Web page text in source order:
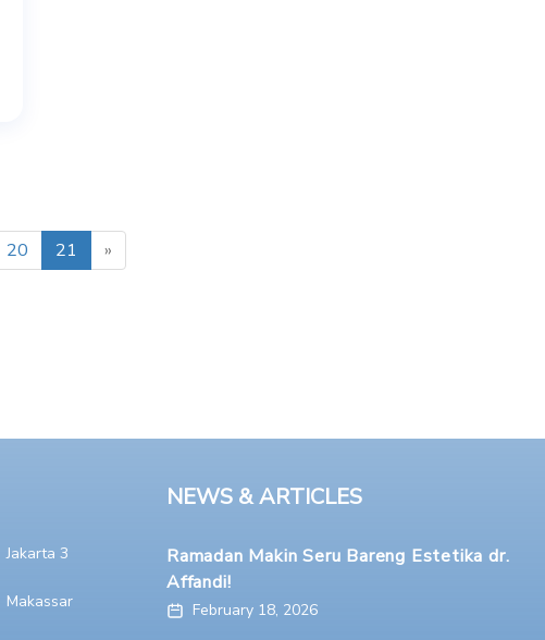
20 21 »
Jakarta 3
Makassar
NEWS & ARTICLES
Ramadan Makin Seru Bareng Estetika dr.
Affandi!
February 18, 2026